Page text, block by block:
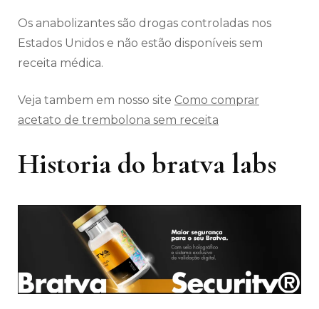
Os anabolizantes são drogas controladas nos
Estados Unidos e não estão disponíveis sem
receita médica.
Veja tambem em nosso site Como comprar
acetato de trembolona sem receita
Historia do bratva labs